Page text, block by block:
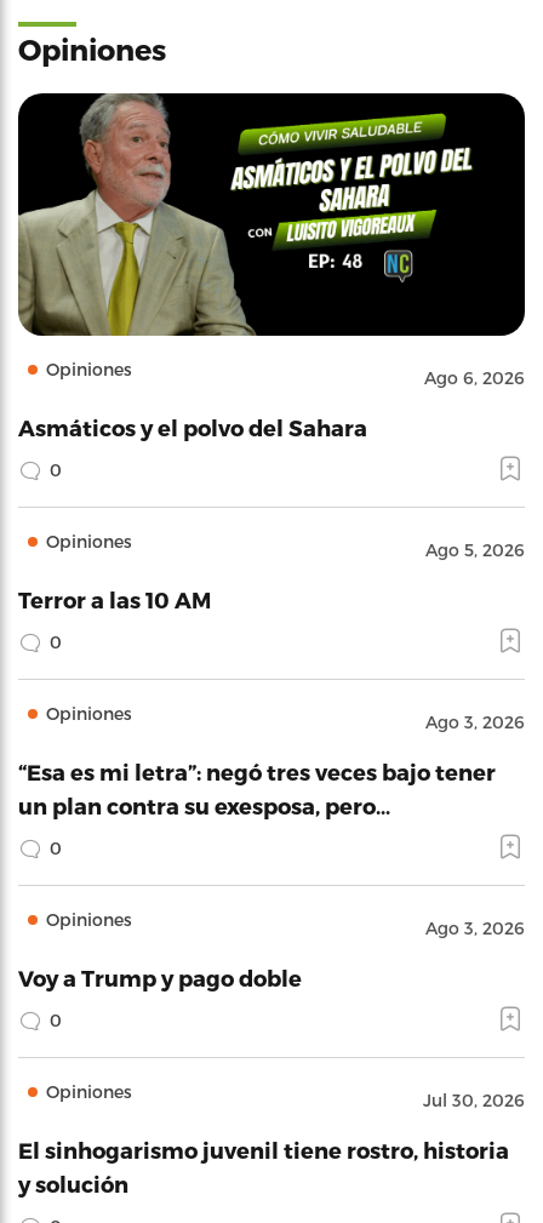
Opiniones
Opiniones Ago 6, 2026
Asmáticos y el polvo del Sahara
0
Opiniones Ago 5, 2026
Terror a las 10 AM
0
Opiniones Ago 3, 2026
“Esa es mi letra”: negó tres veces bajo tener
un plan contra su exesposa, pero…
0
Opiniones Ago 3, 2026
Voy a Trump y pago doble
0
Opiniones Jul 30, 2026
El sinhogarismo juvenil tiene rostro, historia
y solución